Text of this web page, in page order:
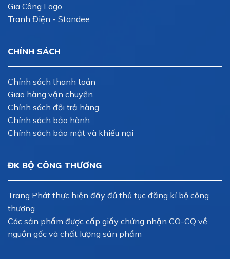
Gia Công Logo
Tranh Điện - Standee
CHÍNH SÁCH
Chính sách thanh toán
Giao hàng vận chuyển
Chính sách đổi trả hàng
Chính sách bảo hành
Chính sách bảo mật và khiếu nại
ĐK BỘ CÔNG THƯƠNG
Trang Phát thực hiện đầy đủ thủ tục đăng kí bộ công
thương
Các sản phẩm được cấp giấy chứng nhận CO-CQ về
nguồn gốc và chất lượng sản phẩm